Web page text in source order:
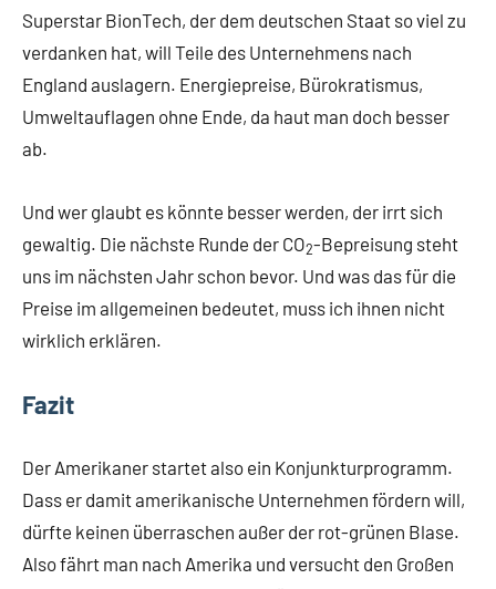
Superstar BionTech, der dem deutschen Staat so viel zu
verdanken hat, will Teile des Unternehmens nach
England auslagern. Energiepreise, Bürokratismus,
Umweltauflagen ohne Ende, da haut man doch besser
ab.
Und wer glaubt es könnte besser werden, der irrt sich
gewaltig. Die nächste Runde der CO2-Bepreisung steht
uns im nächsten Jahr schon bevor. Und was das für die
Preise im allgemeinen bedeutet, muss ich ihnen nicht
wirklich erklären.
Fazit
Der Amerikaner startet also ein Konjunkturprogramm.
Dass er damit amerikanische Unternehmen fördern will,
dürfte keinen überraschen außer der rot-grünen Blase.
Also fährt man nach Amerika und versucht den Großen